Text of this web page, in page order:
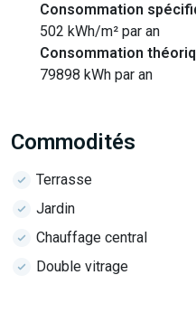
Consommation
502 kWh/m² par an
Consommation
79898 kWh par an
Commodités
Terrasse
Jardin
Chauffage central
Double vitrage